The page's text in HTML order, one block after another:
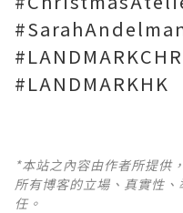
#LANDMARKHK
*本站之內容由作者所提供
所有博客的立場、真實性
任。